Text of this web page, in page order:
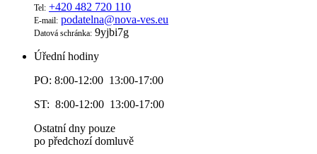
Tel: +420 482 720 110
E-mail: podatelna@nova-ves.eu
Datová schránka: 9yjbi7g
Úřední hodiny
PO: 8:00-12:00 13:00-17:00
ST: 8:00-12:00 13:00-17:00
Ostatní dny pouze
po předchozí domluvě